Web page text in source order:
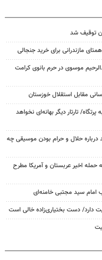
مازندرانی برای خرید جنجالی
موسوی در حرم بانوی کرامت
مقابل استقلال خوزستان
تارتار دیگر بهانه‌ای نخواهد
حلال و حرام بودن موسیقی چه
حمله اخیر عربستان و آمریکا مطرح
امام سید مجتبی خامنه‌ای
دارد/ دست بختیاری‌زاده خالی است